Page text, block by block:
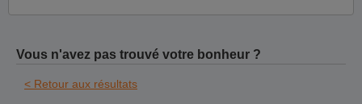
Vous n'avez pas trouvé votre bonheur ?
< Retour aux résultats